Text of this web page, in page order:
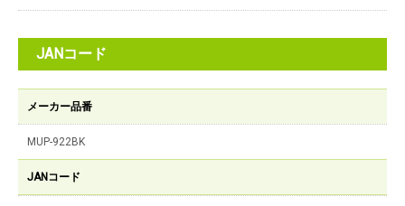
JANコード
メーカー品番
MUP-922BK
JANコード